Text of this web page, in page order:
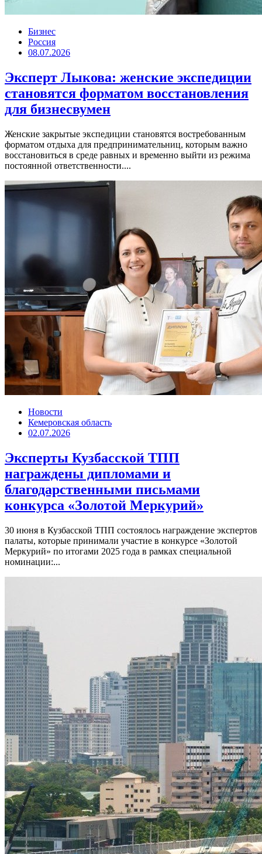
Бизнес
Россия
08.07.2026
Эксперт Лыкова: женские экспедиции
становятся форматом восстановления
для бизнесвумен
Женские закрытые экспедиции становятся востребованным
форматом отдыха для предпринимательниц, которым важно
восстановиться в среде равных и временно выйти из режима
постоянной ответственности....
Новости
Кемеровская область
02.07.2026
Эксперты Кузбасской ТПП
награждены дипломами и
благодарственными письмами
конкурса «Золотой Меркурий»
30 июня в Кузбасской ТПП состоялось награждение экспертов
палаты, которые принимали участие в конкурсе «Золотой
Меркурий» по итогами 2025 года в рамках специальной
номинации:...